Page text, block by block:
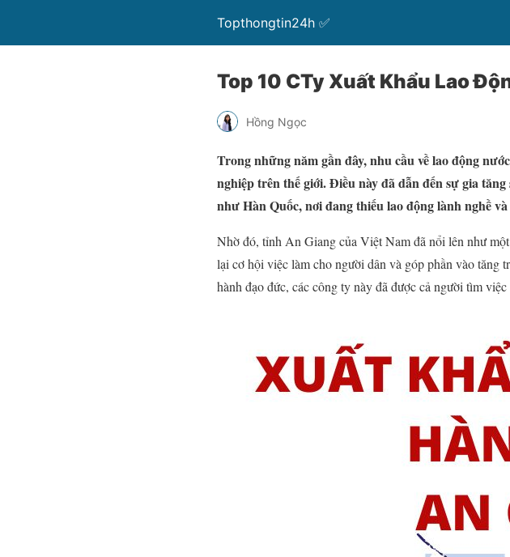
Topthongtin24h ✅
Top 10 CTy Xuất Khẩu Lao
Hồng Ngọc
Trong những năm gần đây, nhu cầu về lao động
nghiệp trên thế giới. Điều này đã dẫn đến sự gia tăng
như Hàn Quốc, nơi đang thiếu lao động lành nghề
Nhờ đó, tỉnh An Giang của Việt Nam đã nổi lên như
lại cơ hội việc làm cho người dân và góp phần vào
hành đạo đức, các công ty này đã được cả người tìm